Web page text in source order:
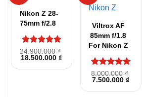
Nikon Z 28-
75mm f/2.8
Được xếp
hạng55
24.900.000₫
Giá
là:
18.500.000₫Giá
hiện
tại
18.500.000 ₫.
Viltrox AF
85mm f/1.8
For Nikon Z
Được xếp
hạng55
8.000.000₫
Giá
là:
7.500.000₫Giá
hiện
tại